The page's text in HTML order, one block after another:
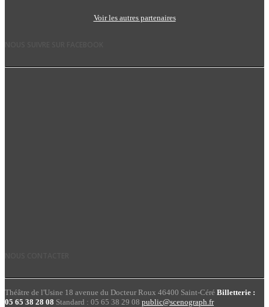
Voir les autres partenaires
Théâtre de l'Usine 18 avenue du Docteur Roux 46400 Saint-Céré Billetterie :
05 65 38 28 08 Standard : 05 65 38 29 08 public@scenograph.fr